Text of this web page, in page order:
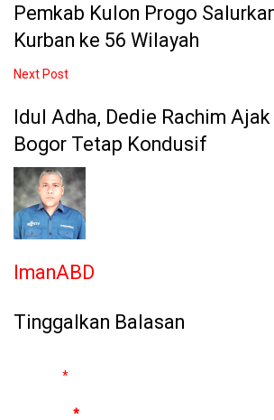
Pemkab Kulon Progo
Kurban ke 56 Wilayah
Next Post
Idul Adha, Dedie Rachim
Bogor Tetap Kondusif
ImanABD
Tinggalkan Balasan
*
*